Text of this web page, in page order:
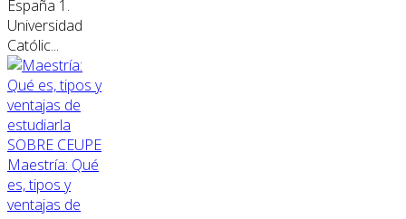
España 1.
Universidad
Católic...
SOBRE CEUPE
Maestría: Qué
es, tipos y
ventajas de